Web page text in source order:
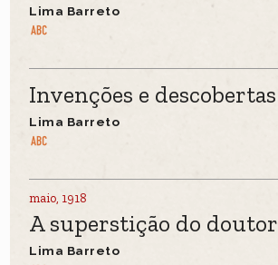
Lima Barreto
Invenções e descobertas
Lima Barreto
maio, 1918
A superstição do doutor
Lima Barreto